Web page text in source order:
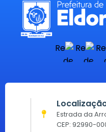
Estrada da
CEP: 92990-